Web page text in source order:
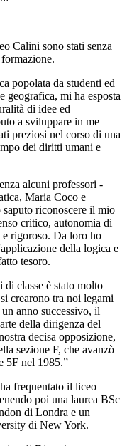
Calini sono stati senza
popolata da studenti ed
geografica, mi ha esposta
di idee ed
a sviluppare in me
preziosi nel corso di una
dei diritti umani e
alcuni professori -
Maria Coco e
riconoscere il mio
critico, autonomia di
e rigoroso. Da loro ho
della logica e
tesoro.
classe è stato molto
crearono tra noi legami
anno successivo, il
della dirigenza del
decisa opposizione,
sezione F, che avanzò
5F nel 1985.”
frequentato il liceo
poi una laurea BSc
di Londra e un
di New York.